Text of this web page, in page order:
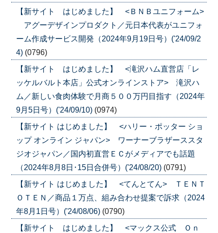
【新サイト はじめました】 <ＢＮＢユニフォーム>
アグーデザインプロダクト／元日本代表がユニフォ
ーム作成サービス開発（2024年9月19日号）('24/09/2
4) (0796)
【新サイト はじめました】 <滝沢ハム直営店「レ
ッケルバルト本店」公式オンラインストア> 滝沢ハ
ム／新しい食肉体験で月商５００万円目指す（2024年
9月5日号）('24/09/10) (0974)
【新サイト はじめました】 <ハリー・ポッター ショ
ップ オンライン ジャパン> ワーナーブラザーススタ
ジオジャパン／国内初直営ＥＣがメディアでも話題
（2024年8月8日･15日合併号）('24/08/20) (0791)
【新サイト はじめました】 <てんとてん> ＴＥＮＴ
ＯＴＥＮ／商品１万点、組み合わせ提案で訴求（2024
年8月1日号）('24/08/06) (0790)
【新サイト はじめました】 <マックス公式 Ｏｎ